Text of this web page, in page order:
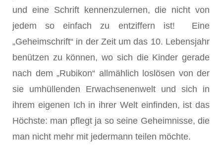
und eine Schrift kennenzulernen, die nicht von
jedem so einfach zu entziffern ist! Eine
„Geheimschrift“ in der Zeit um das 10. Lebensjahr
benützen zu können, wo sich die Kinder gerade
nach dem „Rubikon“ allmählich loslösen von der
sie umhüllenden Erwachsenenwelt und sich in
ihrem eigenen Ich in ihrer Welt einfinden, ist das
Höchste: man pflegt ja so seine Geheimnisse, die
man nicht mehr mit jedermann teilen möchte.